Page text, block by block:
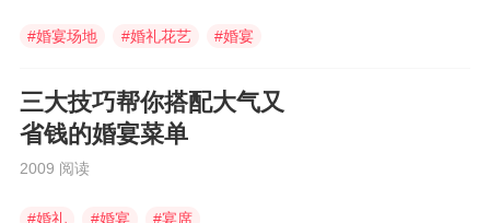
#婚宴场地 #婚礼花艺 #婚宴
三大技巧帮你搭配大气又
省钱的婚宴菜单
2009 阅读
#婚礼 #婚宴 #宴席